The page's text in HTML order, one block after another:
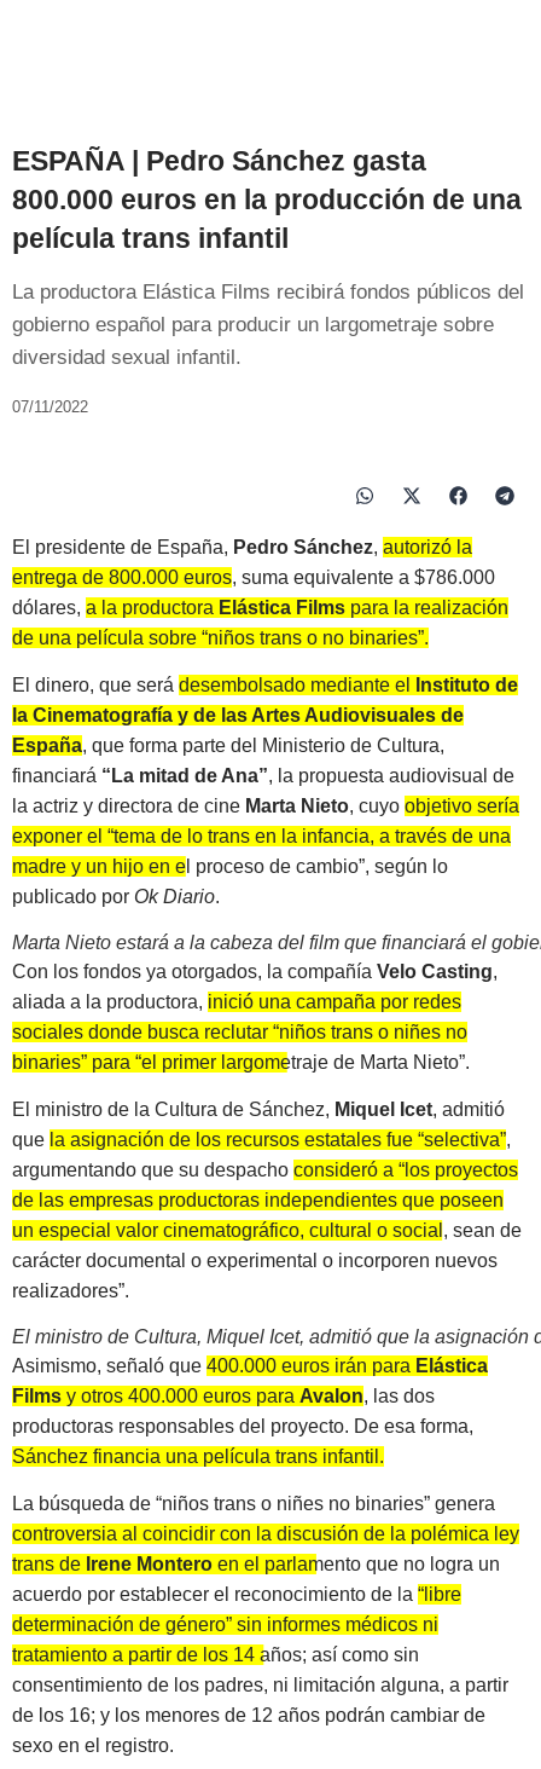
ESPAÑA | Pedro Sánchez gasta
800.000 euros en la producción de una
película trans infantil
La productora Elástica Films recibirá fondos públicos del
gobierno español para producir un largometraje sobre
diversidad sexual infantil.
07/11/2022
El presidente de España, Pedro Sánchez, autorizó la
entrega de 800.000 euros, suma equivalente a $786.000
dólares, a la productora Elástica Fi lms para la realización
de una película sobre “niños trans o no binaries”.
El dinero, que será desembolsado mediante el
Instituto de
la Cinematografía y de las Artes Audiovisuales de
España, que forma parte del Ministerio de Cultura,
financiará “La mitad de Ana”, la propuesta audiovisual de
la actriz y directora de cine Marta Nieto, cuyo objetivo sería
exponer el “tema de lo trans en la infancia, a través de una
madre y un hijo en el proceso de cambio”, según lo
publicado por Ok Diario.
Marta Nieto estará a la cabeza del film que financiará el
Con los fondos ya otorgados, la compañía Velo Casting,
aliada a la productora, inició una campaña por redes
sociales donde busca reclutar “niños trans o niñes no
binaries” para “el primer largometraje de Marta Nieto”.
El ministro de la Cultura de Sánchez, Miquel Icet, admitió
que la asignación de los recursos estatales fue “selectiva”,
argumentando que su despacho consideró a “los proyectos
de las empresas productoras independientes que poseen
un especial valor cinematográfico, cultural o social, sean de
carácter documental o experimental o incorporen nuevos
realizadores”.
El ministro de Cultura, Miquel Icet, admitió que la asignación
Asimismo, señaló que 400.000 euros irán para Elástica
Films y otros 400.000 euros para Avalon, las dos
productoras responsables del proyecto. De esa forma,
Sánchez financia una película trans infantil.
La búsqueda de “niños trans o niñes no binaries” genera
controversia al coincidir con la discusión de la polémica ley
trans de Irene Montero en el parlamento que no logra un
acuerdo por establecer el reconocimiento de la “libre
determinación de género” sin informes médicos ni
tratamiento a partir de los 14 años; así como sin
consentimiento de los padres, ni limitación alguna, a partir
de los 16; y los menores de 12 años podrán cambiar de
sexo en el registro.